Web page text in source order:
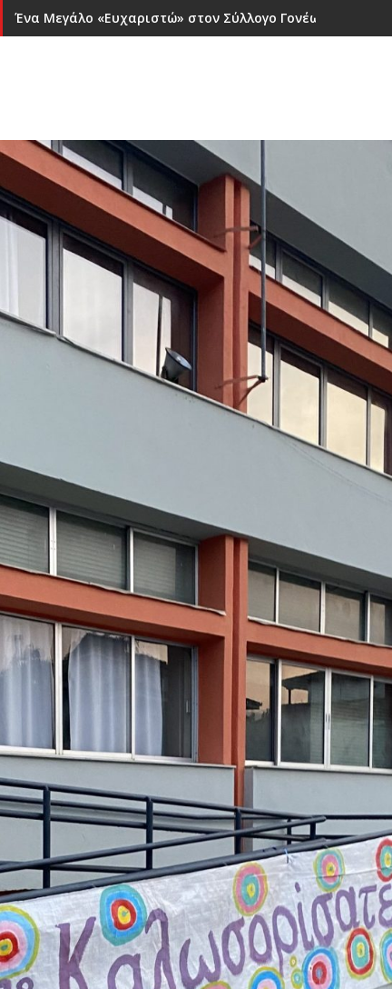
Καλό καλοκαίρι !